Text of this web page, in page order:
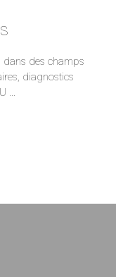
dans des champs
diagnostics
...